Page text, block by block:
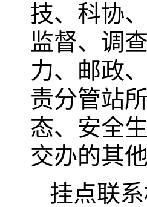
技、科协
监督、调
力、邮政
责分管站
态、安全
交办的其他
挂点联